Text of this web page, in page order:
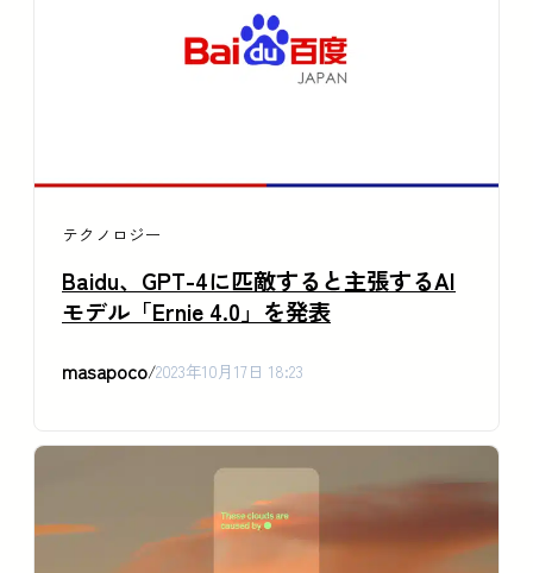
テクノロジー
Baidu、GPT-4に匹敵すると主張するAI
モデル「Ernie 4.0」を発表
masapoco/2023年10月17日 18:23